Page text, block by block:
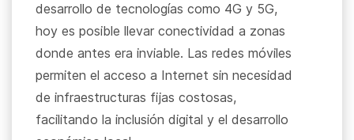
desarrollo de tecnologías como 4G y 5G,
hoy es posible llevar conectividad a zonas
donde antes era inviable. Las redes móviles
permiten el acceso a Internet sin necesidad
de infraestructuras fijas costosas,
facilitando la inclusión digital y el desarrollo